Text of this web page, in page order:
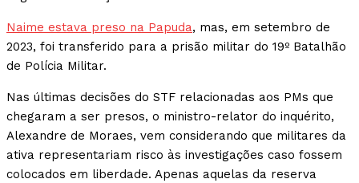
Naime estava preso na Papuda, mas, em setembro de
2023, foi transferido para a prisão militar do 19º Batalhão
de Polícia Militar.
Nas últimas decisões do STF relacionadas aos PMs que
chegaram a ser presos, o ministro-relator do inquérito,
Alexandre de Moraes, vem considerando que militares da
ativa representariam risco às investigações caso fossem
colocados em liberdade. Apenas aquelas da reserva